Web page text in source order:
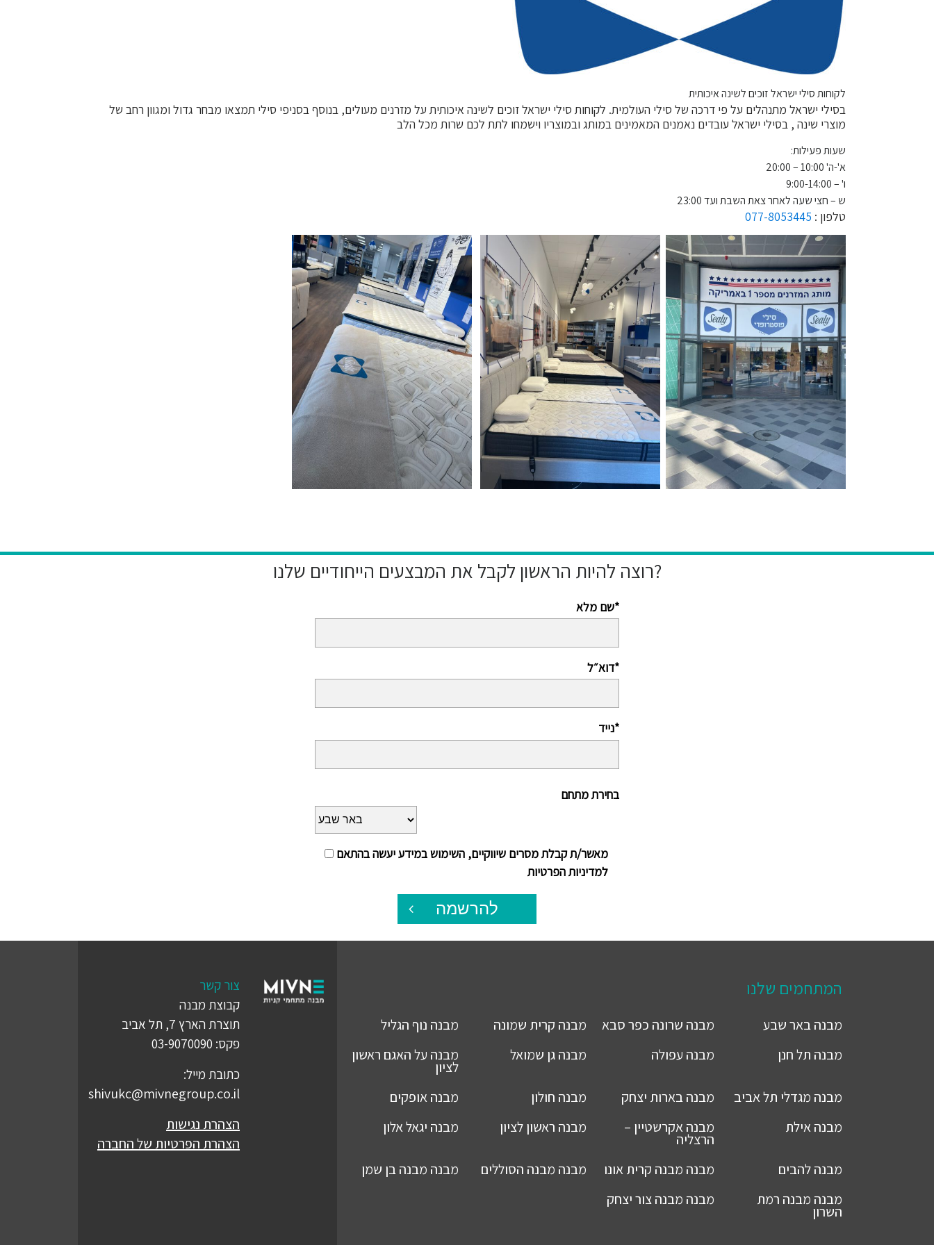
לקוחות סילי ישראל זוכים לשינה איכותית
בסילי ישראל מתנהלים על פי דרכה של סילי העולמית. לקוחות סילי ישראל זוכים לשינה איכותית על מזרנים מעולים, בנוסף בסניפי סילי תמצאו מבחר גדול ומגוון רחב של
מוצרי שינה , בסילי ישראל עובדים נאמנים המאמינים במותג ובמוצריו וישמחו לתת לכם שרות מכל הלב
שעות פעילות:
א'-ה' 10:00 – 20:00
ו' – 9:00-14:00
ש – חצי שעה לאחר צאת השבת ועד 23:00
טלפון : 077-8053445
רוצה להיות הראשון לקבל את המבצעים הייחודיים שלנו?
שם מלא*
דוא״ל*
נייד*
בחירת מתחם
מאשר/ת קבלת מסרים שיווקיים, השימוש במידע יעשה בהתאם
למדיניות הפרטיות
להרשמה
המתחמים שלנו
מבנהבאר שבע מבנה שרונה כפר סבא מבנה קרית שמונה מבנה נוף הגליל
מבנה תל חנן מבנה עפולה מבנה גן שמואל מבנה על האגם ראשון
לציון
מבנה מגדלי תל אביב מבנהבארות יצחק מבנה חולון מבנה אופקים
מבנהאילת מבנהאקרשטיין –
הרצליה
מבנה ראשון לציון מבנה יגאל אלון
מבנהלהבים מבנה מבנה קרית אונו מבנה מבנה הסוללים מבנה מבנה בן שמן
מבנה מבנה רמת
השרון
מבנה מבנה צור יצחק
צור קשר
קבוצת מבנה
תוצרת הארץ 7, תל אביב
פקס: 03-9070090
כתובת מייל:
shivukc@mivnegroup.co.il
הצהרת נגישות
הצהרת הפרטיות של החברה